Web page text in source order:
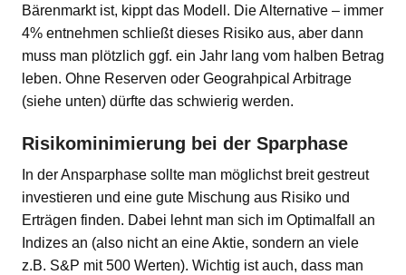
Bärenmarkt ist, kippt das Modell. Die Alternative – immer
4% entnehmen schließt dieses Risiko aus, aber dann
muss man plötzlich ggf. ein Jahr lang vom halben Betrag
leben. Ohne Reserven oder Geograhpical Arbitrage
(siehe unten) dürfte das schwierig werden.
Risikominimierung bei der Sparphase
In der Ansparphase sollte man möglichst breit gestreut
investieren und eine gute Mischung aus Risiko und
Erträgen finden. Dabei lehnt man sich im Optimalfall an
Indizes an (also nicht an eine Aktie, sondern an viele
z.B. S&P mit 500 Werten). Wichtig ist auch, dass man